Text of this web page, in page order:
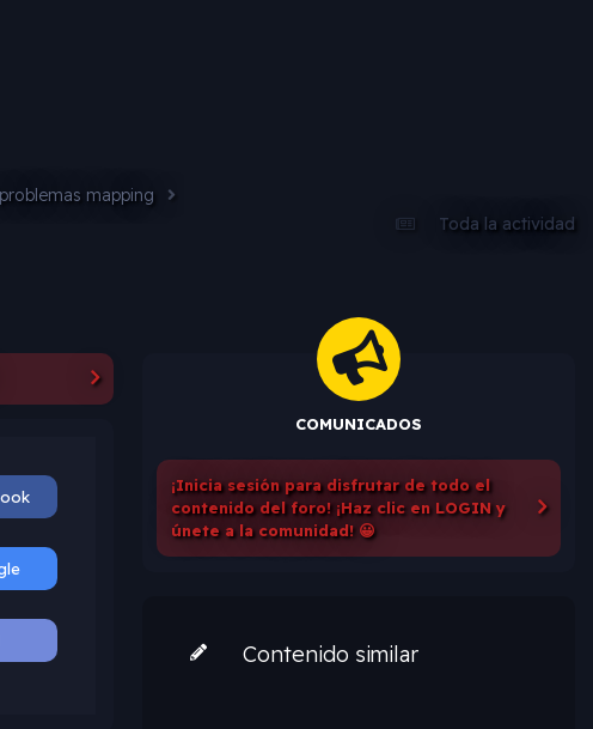
Toda la actividad
mapping
COMUNICADOS
¡Inicia sesión para disfrutar de todo el
contenido del foro! ¡Haz clic en LOGIN y
únete a la comunidad! 😀
Contenido similar